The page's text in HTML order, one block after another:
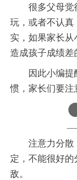
很多父母觉
玩，或者不认
实，如果家长
造成孩子成绩差
因此小编
惯，家长们要注
注意力分散
定，不能很好
敌。